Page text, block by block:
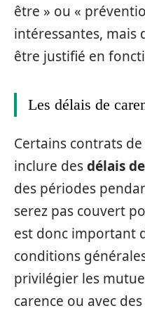
être » ou «
intéressantes, mais
être justifié en
Les délais de
Certains contrats
inclure desdélais
des périodes
serez pas couvert
est donc important
conditions
privilégier les
carence ou avec